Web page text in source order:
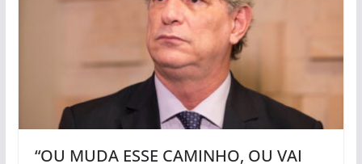
“OU MUDA ESSE CAMINHO, OU VAI